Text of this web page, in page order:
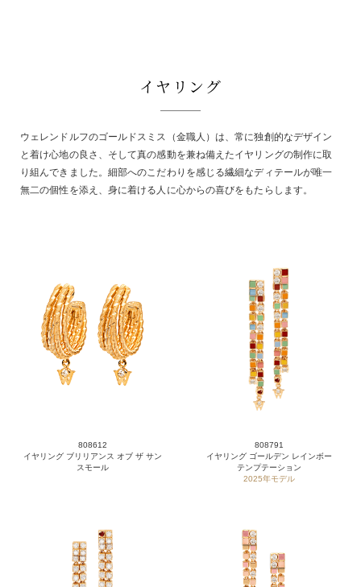
イヤリング
ウェレンドルフのゴールドスミス（金職人）は、常に独創的なデザイン
と着け心地の良さ、そして真の感動を兼ね備えたイヤリングの制作に取
り組んできました。細部へのこだわりを感じる繊細なディテールが唯一
無二の個性を添え、身に着ける人に心からの喜びをもたらします。
808612
イヤリング ブリリアンス オブ ザ サン
スモール
808791
イヤリング ゴールデン レインボー
テンプテーション
2025年モデル